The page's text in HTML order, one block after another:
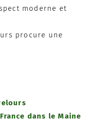
moderne et
procure une
dans le Maine